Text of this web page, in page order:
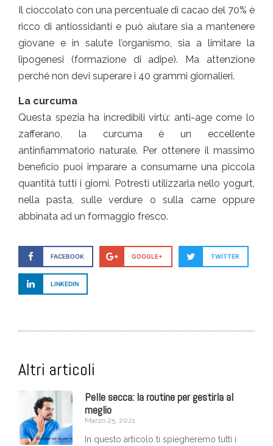
Il cioccolato con una percentuale di cacao del 70% è
ricco di antiossidanti e può aiutare sia a mantenere
giovane e in salute l’organismo, sia a limitare la
lipogenesi (formazione di adipe). Ma attenzione
perché non devi superare i 40 grammi giornalieri.
La curcuma
Questa spezia ha incredibili virtù: anti-age come lo
zafferano, la curcuma è un eccellente
antinfiammatorio naturale. Per ottenere il massimo
beneficio puoi imparare a consumarne una piccola
quantità tutti i giorni. Potresti utilizzarla nello yogurt,
nella pasta, sulle verdure o sulla carne oppure
abbinata ad un formaggio fresco.
FACEBOOK GOOGLE+ TWITTER
LINKEDIN
Altri articoli
Pelle secca: la routine per gestirla al
meglio
Marzo 25, 2021
In questo articolo ti spiegheremo tutti i